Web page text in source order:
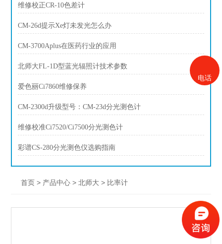
维修校正CR-10色差计
CM-26d提示Xe灯未发光怎么办
CM-3700Aplus在医药行业的应用
北师大FL-1D型蓝光辐照计技术参数
爱色丽Ci7860维修保养
CM-2300d升级型号：CM-23d分光测色计
维修校准Ci7520/Ci7500分光测色计
彩谱CS-280分光测色仪选购指南
首页 > 产品中心 >北师大 > 比率计
电话